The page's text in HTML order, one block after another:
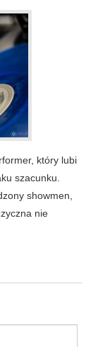
który lubi
szacunku.
showmen,
nie